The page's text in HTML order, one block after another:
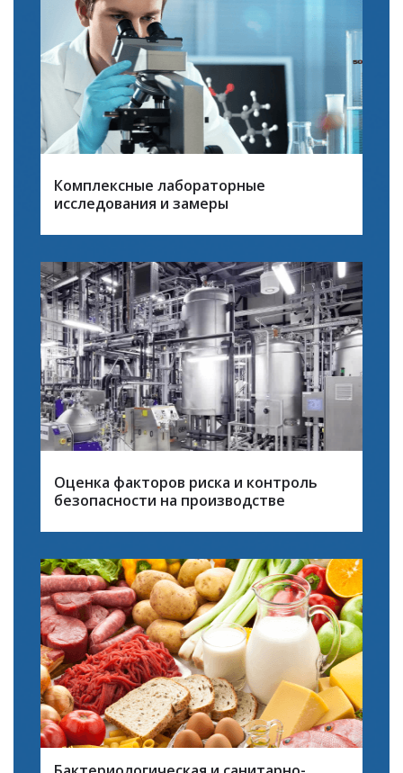
Комплексные лабораторные
исследования и замеры
Оценка факторов риска и контроль
безопасности на производстве